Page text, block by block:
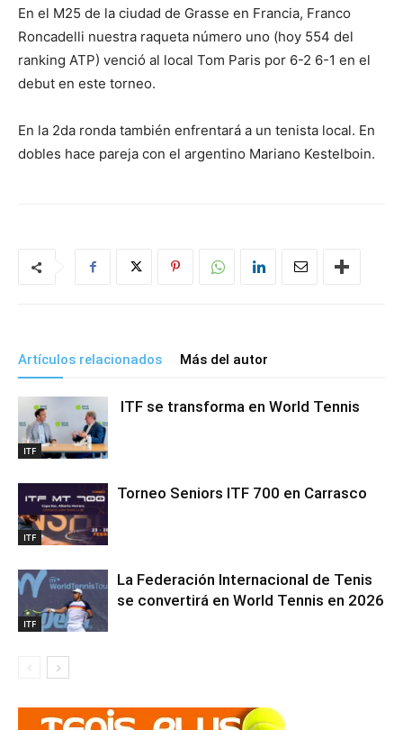
En el M25 de la ciudad de Grasse en Francia, Franco
Roncadelli nuestra raqueta número uno (hoy 554 del
ranking ATP) venció al local Tom Paris por 6-2 6-1 en el
debut en este torneo.
En la 2da ronda también enfrentará a un tenista local. En
dobles hace pareja con el argentino Mariano Kestelboin.
Artículos relacionados Más del autor
ITF
ITF se transforma en World Tennis
ITF
Torneo Seniors ITF 700 en Carrasco
ITF
La Federación Internacional de Tenis
se convertirá en World Tennis en 2026